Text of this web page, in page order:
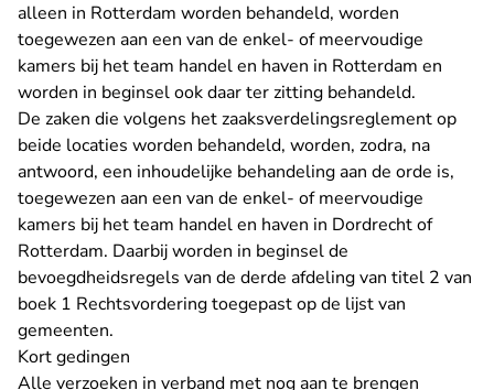
alleen in Rotterdam worden behandeld, worden
toegewezen aan een van de enkel- of meervoudige
kamers bij het team handel en haven in Rotterdam en
worden in beginsel ook daar ter zitting behandeld.
De zaken die volgens het zaaksverdelingsreglement op
beide locaties worden behandeld, worden, zodra, na
antwoord, een inhoudelijke behandeling aan de orde is,
toegewezen aan een van de enkel- of meervoudige
kamers bij het team handel en haven in Dordrecht of
Rotterdam. Daarbij worden in beginsel de
bevoegdheidsregels van de derde afdeling van titel 2 van
boek 1 Rechtsvordering toegepast op de lijst van
gemeenten.
Kort gedingen
Alle verzoeken in verband met nog aan te brengen